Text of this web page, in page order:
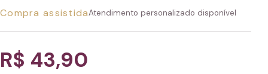
Compra assistidaAtendimento personalizado disponível
R$ 43,90